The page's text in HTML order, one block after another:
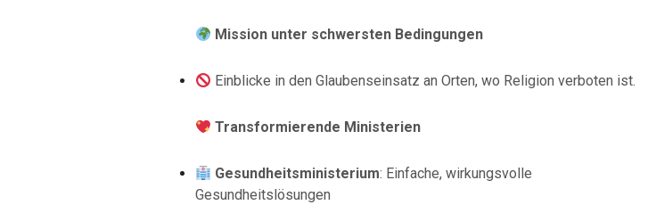
Mission unter schwersten Bedingungen
Einblicke in den Glaubenseinsatz an Orten, wo Religion verboten ist.
Transformierende Ministerien
Gesundheitsministerium: Einfache, wirkungsvolle
Gesundheitslösungen